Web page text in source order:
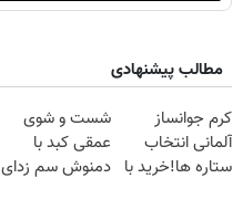
مطالب پیشنهادی
کرم جوانساز
آلمانی انتخاب
ستاره ها!خرید با
شست و شوی
عمقی کبد با
دمنوش سم زدای